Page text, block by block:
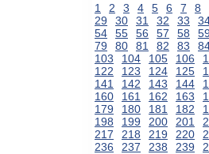
1 2 3 4 5 6 7
8
29
30 31 32 33
54
55 56 57 58
79
80 81 82 83
103
104 105 106
122
123 124 125
141
142 143 144
160
161 162 163
179
180 181 182
198
199 200 201
217
218 219 220
236
237 238 239